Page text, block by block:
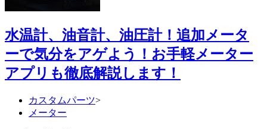
水温計、油音計、油圧計！追加メータ
ーで気分をアゲよう！お手軽メーター
アプリも徹底解説します！
カスタムパーツ>
メーター